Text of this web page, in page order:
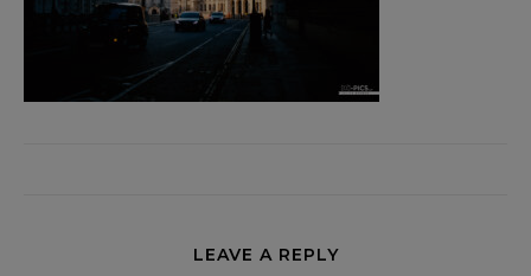
LEAVE A REPLY